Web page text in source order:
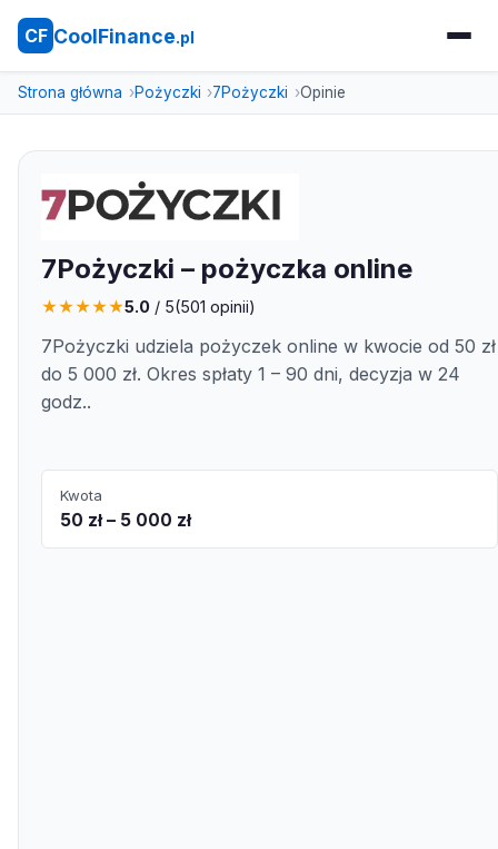
CF CoolFinance.pl
Strona główna Pożyczki 7Pożyczki Opinie
7Pożyczki – pożyczka online
★★★★★5.0 / 5(501 opinii)
7Pożyczki udziela pożyczek online w kwocie od 50 zł
do 5 000 zł. Okres spłaty 1 – 90 dni, decyzja w 24
godz..
Kwota
50 zł – 5 000 zł